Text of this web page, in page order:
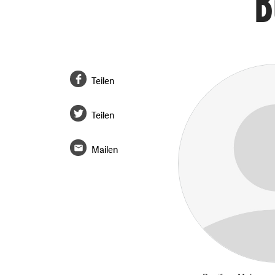
Teilen
Teilen
Mailen